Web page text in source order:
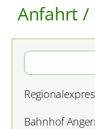
Anfahrt /
Bahnhof